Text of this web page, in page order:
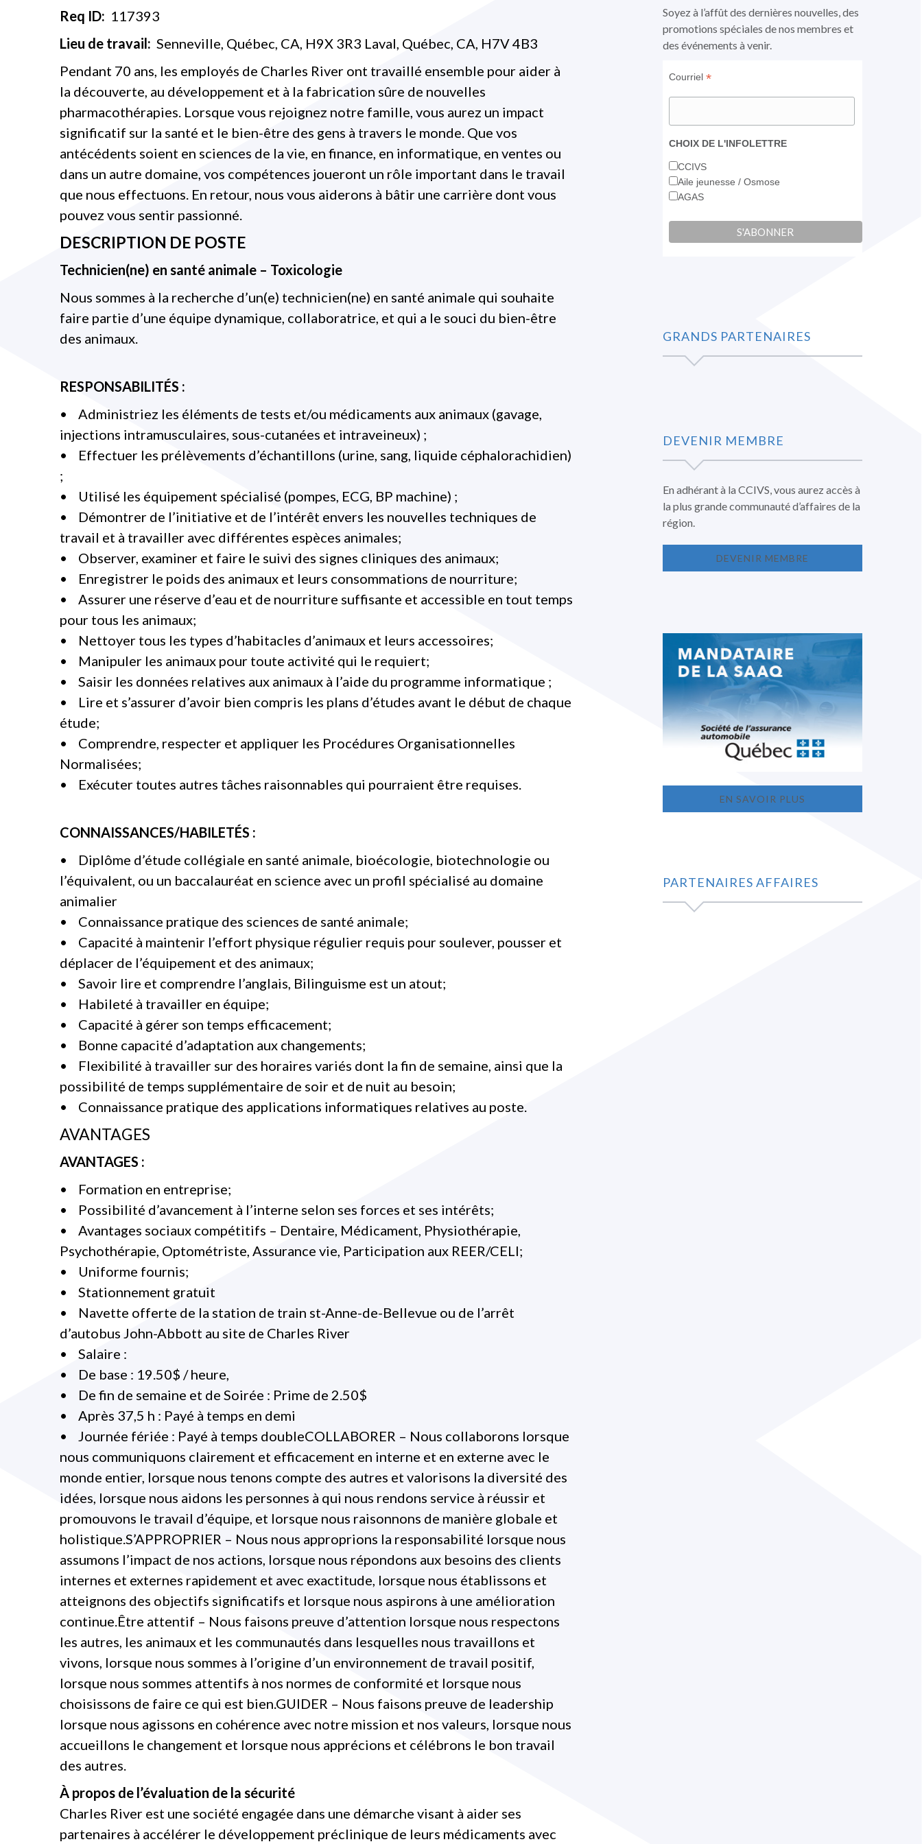
Req ID: 117393
Lieu de travail: Senneville, Québec, CA, H9X 3R3 Laval, Québec, CA, H7V 4B3
Pendant 70 ans, les employés de Charles River ont travaillé ensemble pour aider à
la découverte, au développement et à la fabrication sûre de nouvelles
pharmacothérapies. Lorsque vous rejoignez notre famille, vous aurez un impact
significatif sur la santé et le bien-être des gens à travers le monde. Que vos
antécédents soient en sciences de la vie, en finance, en informatique, en ventes ou
dans un autre domaine, vos compétences joueront un rôle important dans le travail
que nous effectuons. En retour, nous vous aiderons à bâtir une carrière dont vous
pouvez vous sentir passionné.
DESCRIPTION DE POSTE
Technicien(ne) en santé animale – Toxicologie
Nous sommes à la recherche d’un(e) technicien(ne) en santé animale qui souhaite
faire partie d’une équipe dynamique, collaboratrice, et qui a le souci du bien-être
des animaux.
RESPONSABILITÉS :
• Administriez les éléments de tests et/ou médicaments aux animaux (gavage,
injections intramusculaires, sous-cutanées et intraveineux) ;
• Effectuer les prélèvements d’échantillons (urine, sang, liquide céphalorachidien)
;
• Utilisé les équipement spécialisé (pompes, ECG, BP machine) ;
• Démontrer de l’initiative et de l’intérêt envers les nouvelles techniques de
travail et à travailler avec différentes espèces animales;
• Observer, examiner et faire le suivi des signes cliniques des animaux;
• Enregistrer le poids des animaux et leurs consommations de nourriture;
• Assurer une réserve d’eau et de nourriture suffisante et accessible en tout temps
pour tous les animaux;
• Nettoyer tous les types d’habitacles d’animaux et leurs accessoires;
• Manipuler les animaux pour toute activité qui le requiert;
• Saisir les données relatives aux animaux à l’aide du programme informatique ;
• Lire et s’assurer d’avoir bien compris les plans d’études avant le début de chaque
étude;
• Comprendre, respecter et appliquer les Procédures Organisationnelles
Normalisées;
• Exécuter toutes autres tâches raisonnables qui pourraient être requises.
CONNAISSANCES/HABILETÉS :
• Diplôme d’étude collégiale en santé animale, bioécologie, biotechnologie ou
l’équivalent, ou un baccalauréat en science avec un profil spécialisé au domaine
animalier
• Connaissance pratique des sciences de santé animale;
• Capacité à maintenir l’effort physique régulier requis pour soulever, pousser et
déplacer de l’équipement et des animaux;
• Savoir lire et comprendre l’anglais, Bilinguisme est un atout;
• Habileté à travailler en équipe;
• Capacité à gérer son temps efficacement;
• Bonne capacité d’adaptation aux changements;
• Flexibilité à travailler sur des horaires variés dont la fin de semaine, ainsi que la
possibilité de temps supplémentaire de soir et de nuit au besoin;
• Connaissance pratique des applications informatiques relatives au poste.
AVANTAGES
AVANTAGES :
• Formation en entreprise;
• Possibilité d’avancement à l’interne selon ses forces et ses intérêts;
• Avantages sociaux compétitifs – Dentaire, Médicament, Physiothérapie,
Psychothérapie, Optométriste, Assurance vie, Participation aux REER/CELI;
• Uniforme fournis;
• Stationnement gratuit
• Navette offerte de la station de train st-Anne-de-Bellevue ou de l’arrêt
d’autobus John-Abbott au site de Charles River
• Salaire :
• De base : 19.50$ / heure,
• De fin de semaine et de Soirée : Prime de 2.50$
• Après 37,5 h : Payé à temps en demi
• Journée fériée : Payé à temps doubleCOLLABORER – Nous collaborons lorsque
nous communiquons clairement et efficacement en interne et en externe avec le
monde entier, lorsque nous tenons compte des autres et valorisons la diversité des
idées, lorsque nous aidons les personnes à qui nous rendons service à réussir et
promouvons le travail d’équipe, et lorsque nous raisonnons de manière globale et
holistique.S’APPROPRIER – Nous nous approprions la responsabilité lorsque nous
assumons l’impact de nos actions, lorsque nous répondons aux besoins des clients
internes et externes rapidement et avec exactitude, lorsque nous établissons et
atteignons des objectifs significatifs et lorsque nous aspirons à une amélioration
continue.Être attentif – Nous faisons preuve d’attention lorsque nous respectons
les autres, les animaux et les communautés dans lesquelles nous travaillons et
vivons, lorsque nous sommes à l’origine d’un environnement de travail positif,
lorsque nous sommes attentifs à nos normes de conformité et lorsque nous
choisissons de faire ce qui est bien.GUIDER – Nous faisons preuve de leadership
lorsque nous agissons en cohérence avec notre mission et nos valeurs, lorsque nous
accueillons le changement et lorsque nous apprécions et célébrons le bon travail
des autres.
À propos de l’évaluation de la sécurité
Charles River est une société engagée dans une démarche visant à aider ses
partenaires à accélérer le développement préclinique de leurs médicaments avec
fenêtrefenêtre
Soyez à l’affût des dernières nouvelles, des
promotions spéciales de nos membres et
des événements à venir.
Courriel *
CHOIX DE L'INFOLETTRE
CCIVS
Aile jeunesse / Osmose
AGAS
GRANDS PARTENAIRES
DEVENIR MEMBRE
En adhérant à la CCIVS, vous aurez accès à
la plus grande communauté d’affaires de la
région.
DEVENIR MEMBRE
EN SAVOIR PLUS
PARTENAIRES AFFAIRES